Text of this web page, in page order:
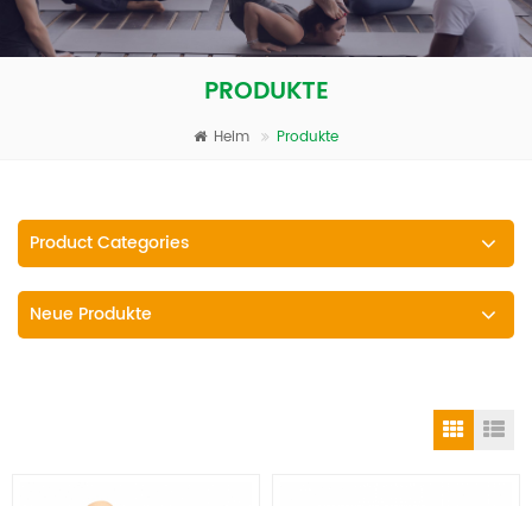
PRODUKTE
Heim Produkte
Product Categories
Neue Produkte